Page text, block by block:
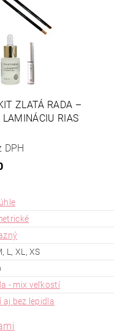
ZLATÁ RADA –
LAMINÁCIU RIAS
DPH
L, XL, XS
- mix veľkostí
aj bez lepidla